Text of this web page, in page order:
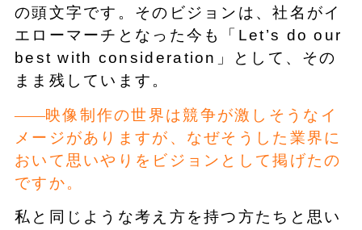
の頭文字です。そのビジョンは、社名がイ
エローマーチとなった今も「Let’s do our
best with consideration」として、その
まま残しています。
映像制作の世界は競争が激しそうなイ
メージがありますが、なぜそうした業界に
おいて思いやりをビジョンとして掲げたの
ですか。
私と同じような考え方を持つ方たちと思い